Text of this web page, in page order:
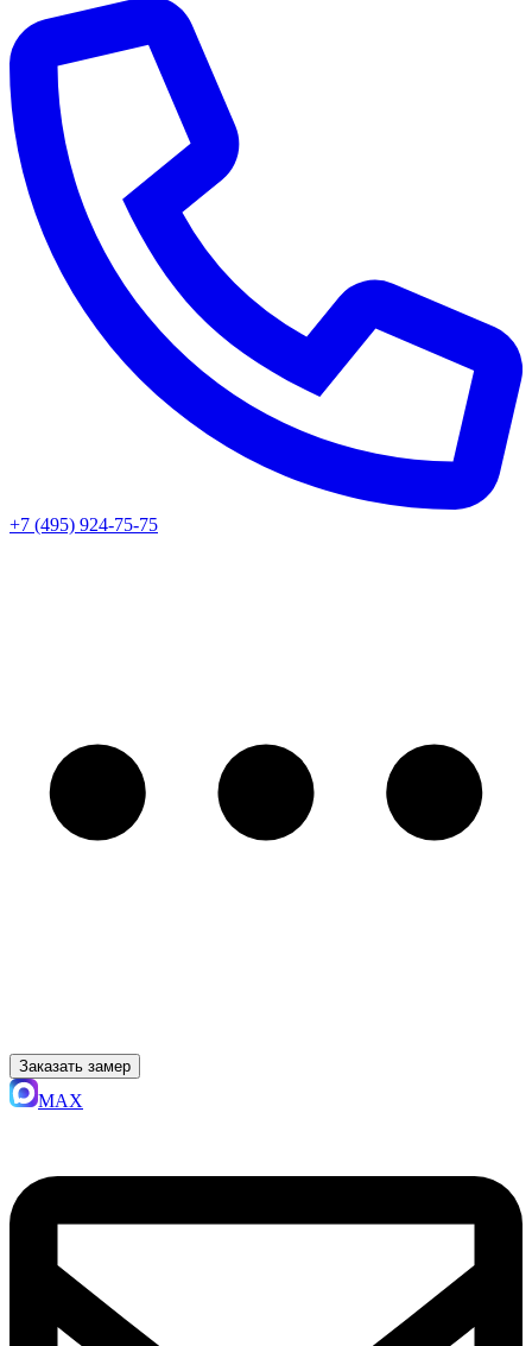
+7 (495) 924-75-75
Заказать замер
MAX